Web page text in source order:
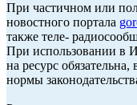
При частичном или
новостного портала
также теле-
При использовании в
на ресурс
нормы